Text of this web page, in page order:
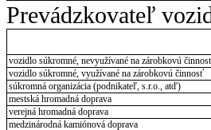
Prevádzkovateľ
vozidlo súkromné, nevyužívané na zárobkovú
vozidlo súkromné, využívané na zárobkovú činnosť
súkromná organizácia (podnikateľ, s.r.o., atď)
mestská hromadná doprava
verejná hromadná doprava
medzinárodná kamiónová doprava